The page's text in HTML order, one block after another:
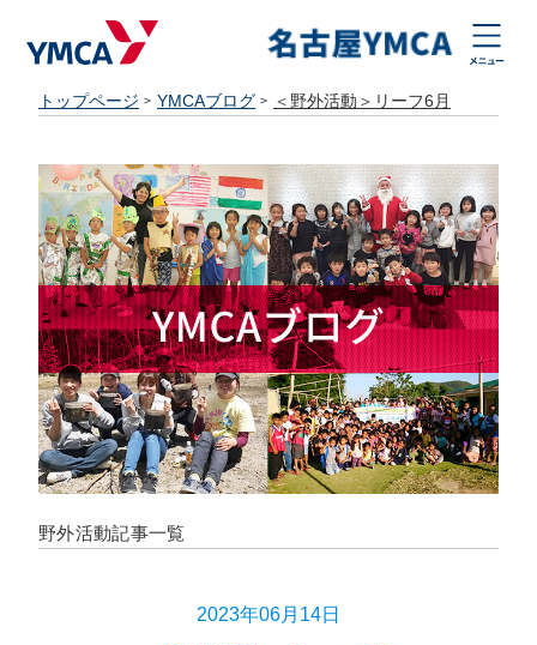
トップページ YMCAブログ ＜野外活動＞リーフ6月
野外活動記事一覧
2023年06月14日